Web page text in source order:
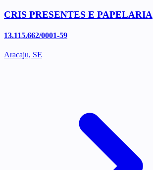
CRIS PRESENTES E PAPELARIA
13.115.662/0001-59
Aracaju, SE